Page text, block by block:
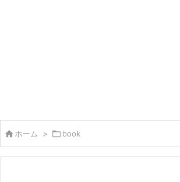
ホーム > book